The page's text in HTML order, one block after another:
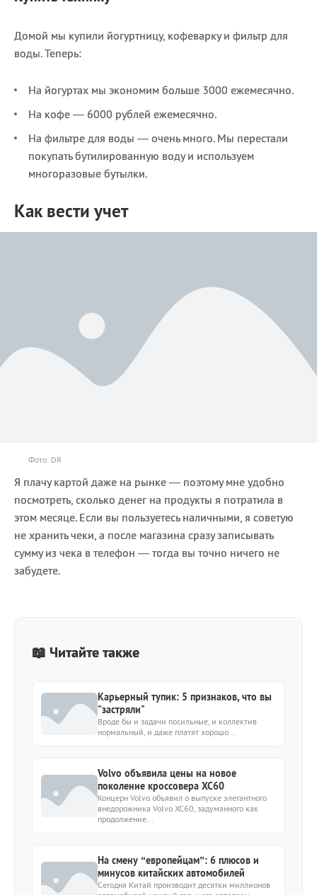
Домой мы купили йогуртницу, кофеварку и фильтр для
воды. Теперь:
На йогуртах мы экономим больше 3000 ежемесячно.
На кофе — 6000 рублей ежемесячно.
На фильтре для воды — очень много. Мы перестали
покупать бутилированную воду и используем
многоразовые бутылки.
Как вести учет
Фото: DR
Я плачу картой даже на рынке — поэтому мне удобно
посмотреть, сколько денег на продукты я потратила в
этом месяце. Если вы пользуетесь наличными, я советую
не хранить чеки, а после магазина сразу записывать
сумму из чека в телефон — тогда вы точно ничего не
забудете.
📖 Читайте также
Карьерный тупик: 5 признаков, что вы
"застряли"
Вроде бы и задачи посильные, и коллектив
нормальный, и даже платят хорошо...
Volvo объявила цены на новое
поколение кроссовера XC60
Концерн Volvo объявил о выпуске элегантного
внедорожника Volvo XC60, задуманного как
продолжение...
На смену “европейцам”: 6 плюсов и
минусов китайских автомобилей
Сегодня Китай производит десятки миллионов